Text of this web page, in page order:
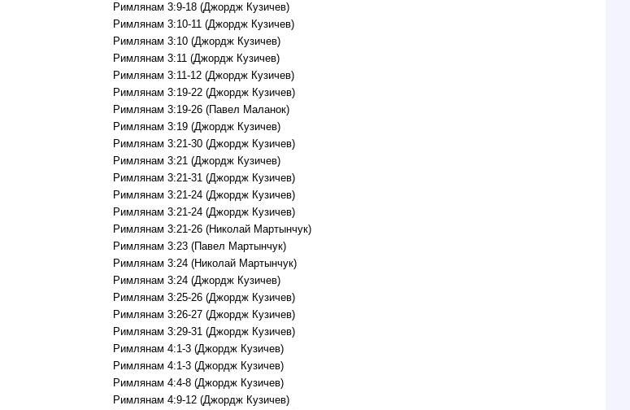
Римлянам 3:9-18 (Джордж Кузичев)
Римлянам 3:10-11 (Джордж Кузичев)
Римлянам 3:10 (Джордж Кузичев)
Римлянам 3:11 (Джордж Кузичев)
Римлянам 3:11-12 (Джордж Кузичев)
Римлянам 3:19-22 (Джордж Кузичев)
Римлянам 3:19-26 (Павел Маланок)
Римлянам 3:19 (Джордж Кузичев)
Римлянам 3:21-30 (Джордж Кузичев)
Римлянам 3:21 (Джордж Кузичев)
Римлянам 3:21-31 (Джордж Кузичев)
Римлянам 3:21-24 (Джордж Кузичев)
Римлянам 3:21-24 (Джордж Кузичев)
Римлянам 3:21-26 (Николай Мартынчук)
Римлянам 3:23 (Павел Мартынчук)
Римлянам 3:24 (Николай Мартынчук)
Римлянам 3:24 (Джордж Кузичев)
Римлянам 3:25-26 (Джордж Кузичев)
Римлянам 3:26-27 (Джордж Кузичев)
Римлянам 3:29-31 (Джордж Кузичев)
Римлянам 4:1-3 (Джордж Кузичев)
Римлянам 4:1-3 (Джордж Кузичев)
Римлянам 4:4-8 (Джордж Кузичев)
Римлянам 4:9-12 (Джордж Кузичев)